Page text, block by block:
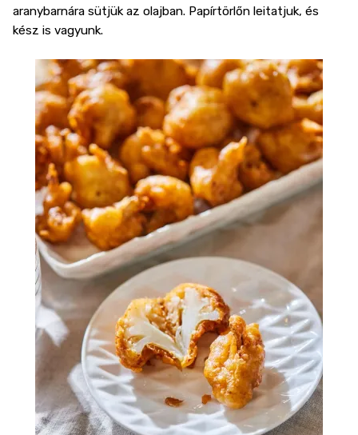
aranybarnára sütjük az olajban. Papírtörlőn leitatjuk, és
kész is vagyunk.